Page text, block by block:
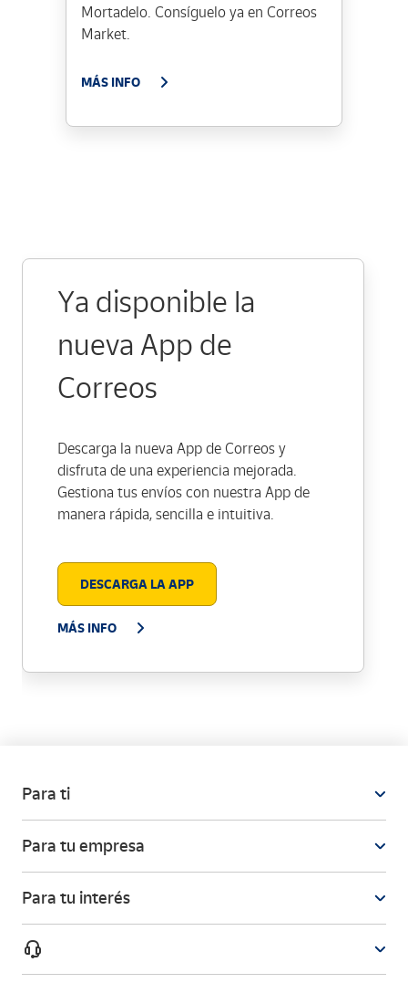
Mortadelo. Consíguelo ya en Correos
Market.
MÁS INFO
Ya disponible la
nueva App de
Correos
Descarga la nueva App de Correos y
disfruta de una experiencia mejorada.
Gestiona tus envíos con nuestra App de
manera rápida, sencilla e intuitiva.
DESCARGA LA APP
MÁS INFO
Para ti
Para tu empresa
Para tu interés